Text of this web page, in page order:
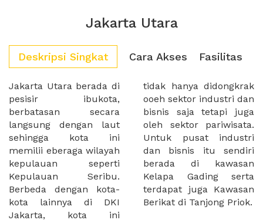
Jakarta Utara
Deskripsi Singkat Cara Akses Fasilitas
Jakarta Utara berada di
pesisir ibukota,
berbatasan secara
langsung dengan laut
sehingga kota ini
memilii eberaga wilayah
kepulauan seperti
Kepulauan Seribu.
Berbeda dengan kota-
kota lainnya di DKI
Jakarta, kota ini
tidak hanya didongkrak
ooeh sektor industri dan
bisnis saja tetapi juga
oleh sektor pariwisata.
Untuk pusat industri
dan bisnis itu sendiri
berada di kawasan
Kelapa Gading serta
terdapat juga Kawasan
Berikat di Tanjong Priok.